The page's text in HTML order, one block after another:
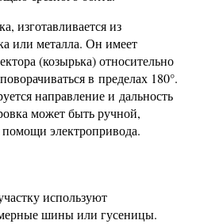
изготавливается из
или металла. Он имеет
(козырька) относительно
в пределах 180°.
направление и дальность
может быть ручной,
электропривода.
используют
шины или гусеницы.